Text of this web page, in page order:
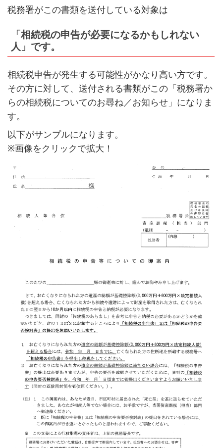
税務署がこの書類を送付している対象は
「相続税の申告が必要になるかもしれない
人」です。
相続税申告が発生する可能性がかなり高い方です。
その方に対して、送付される書類がこの「税務署か
らの相続税についてのお尋ね／お知らせ」になりま
す。
以下がサンプルになります。
※画像をクリックで拡大！